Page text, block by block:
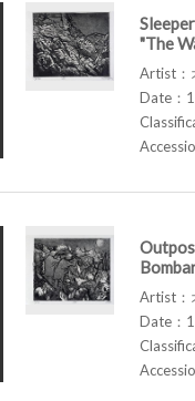
"The
Artist：
Date：
Artist：
Date：